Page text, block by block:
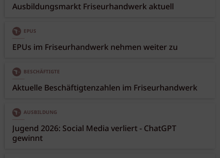
Ausbildungsmarkt Friseurhandwerk aktuell
EPUS
EPUs im Friseurhandwerk nehmen weiter zu
BESCHÄFTIGTE
Aktuelle Beschäftigtenzahlen im Friseurhandwerk
AUSBILDUNG
Jugend 2026: Social Media verliert - ChatGPT
gewinnt